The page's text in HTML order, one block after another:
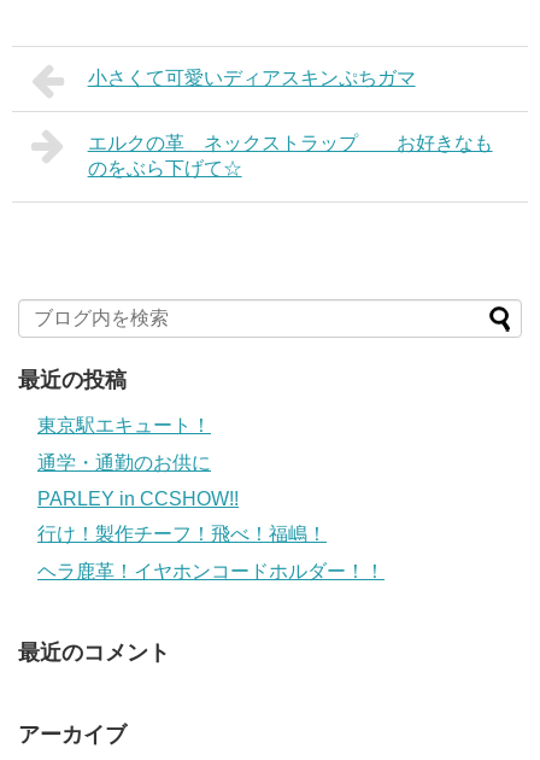
小さくて可愛いディアスキンぷちガマ
エルクの革 ネックストラップ お好きなも
のをぶら下げて☆
最近の投稿
東京駅エキュート！
通学・通勤のお供に
PARLEY in CCSHOW!!
行け！製作チーフ！飛べ！福嶋！
ヘラ鹿革！イヤホンコードホルダー！！
最近のコメント
アーカイブ